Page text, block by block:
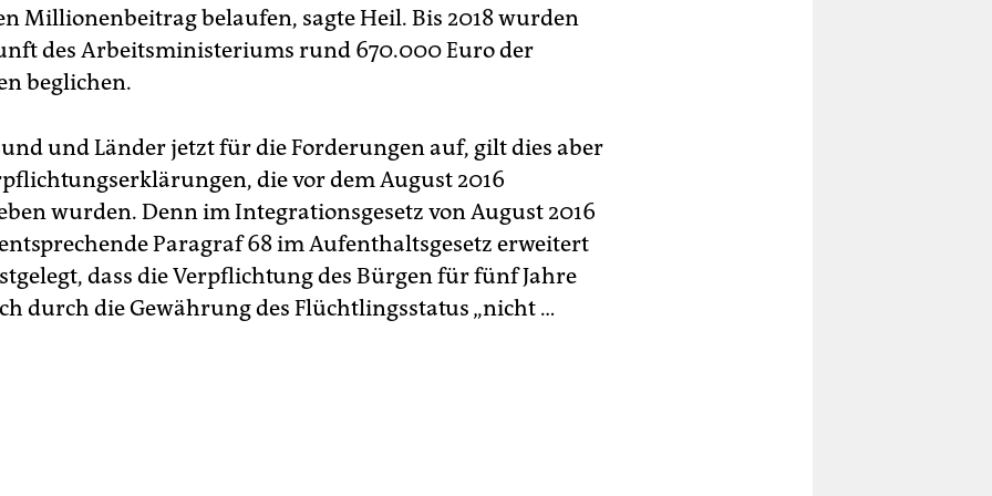
Millionenbeitrag belaufen, sagte Heil. Bis 2018 wurden
des Arbeitsministeriums rund 670.000 Euro der
beglichen.
und Länder jetzt für die Forderungen auf, gilt dies aber
die vor dem August 2016
wurden. Denn im Integrationsgesetz von August 2016
Paragraf 68 im Aufenthaltsgesetz erweitert
dass die Verpflichtung des Bürgen für fünf Jahre
durch die Gewährung des Flüchtlings­status „nicht …